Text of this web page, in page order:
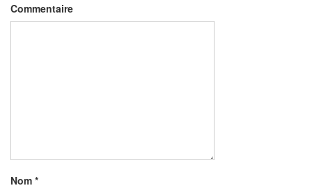
Commentaire
Nom *